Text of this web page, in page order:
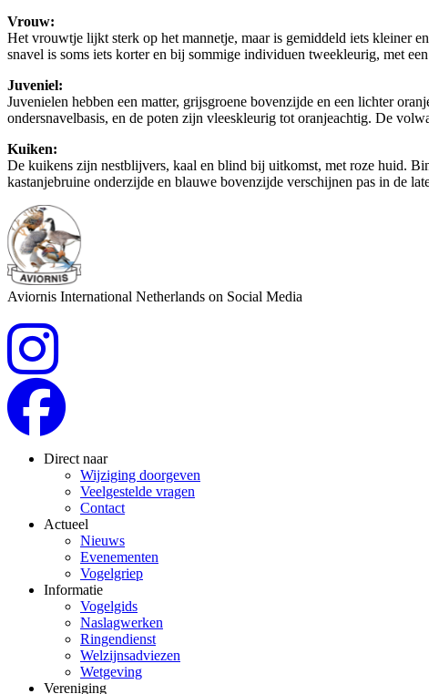
Vrouw:
Het vrouwtje lijkt sterk op het mannetje, maar is gemiddeld iets kleiner
snavel is soms iets korter en bij sommige individuen tweekleurig, met
Juveniel:
Juvenielen hebben een matter, grijsgroene bovenzijde en een lichter
ondersnavelbasis, en de poten zijn vleeskleurig tot oranjeachtig. De
Kuiken:
De kuikens zijn nestblijvers, kaal en blind bij uitkomst, met roze huid.
kastanjebruine onderzijde en blauwe bovenzijde verschijnen pas in de
Aviornis International Netherlands on Social Media
Direct naar
Wijziging doorgeven
Veelgestelde vragen
Contact
Actueel
Nieuws
Evenementen
Vogelgriep
Informatie
Vogelgids
Naslagwerken
Ringendienst
Welzijnsadviezen
Wetgeving
Vereniging